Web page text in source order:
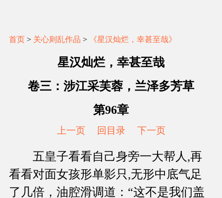
首页 > 关心则乱作品 > 《星汉灿烂，幸甚至哉》
星汉灿烂，幸甚至哉
卷三：涉江采芙蓉，兰泽多芳草
第96章
上一页 回目录 下一页
五皇子看看自己身旁一大帮人,再
看看对面女孩形单影只,无形中底气足
了几倍，油腔滑调道：“这不是我们盖